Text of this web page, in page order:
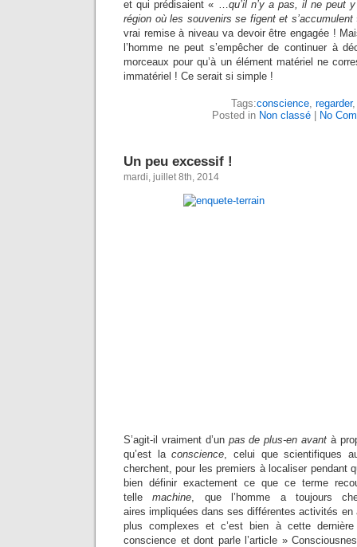
et qui prédisaient « … qu’il n’y a pas, il ne peut
région où les souvenirs se figent et s’accumulent
vrai remise à niveau va devoir être engagée !
l’homme ne peut s’empêcher de continuer à
morceaux pour qu’à un élément matériel ne
immatériel ! Ce serait si simple !
Tags:conscience, regarder
Posted in Non classé| No
Un peu excessif !
mardi, juillet 8th, 2014
S’agit-il vraiment d’un pas de plus-en avant à
qu’est laconscience , celui que scientifiques
cherchent, pour les premiers à localiser pendant
bien définir exactement ce que ce terme
tellemachine , que l’homme a toujours
aires impliquées dans ses différentes activités
plus complexes et c’est bien à cette dernière
conscience et dont parle l’article »